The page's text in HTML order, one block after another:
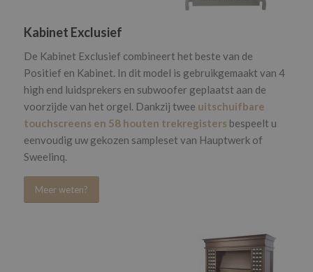
Kabinet Exclusief
De Kabinet Exclusief combineert het beste van de
Positief en Kabinet. In dit model is gebruikgemaakt van 4
high end luidsprekers en subwoofer geplaatst aan de
voorzijde van het orgel. Dankzij twee uitschuifbare
touchscreens en 58 houten trekregistersbespeelt u
eenvoudig uw gekozen sampleset van Hauptwerk of
Sweelinq.
Meer weten?